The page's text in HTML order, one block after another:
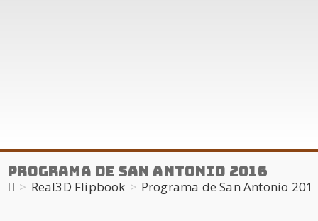
Programa de San Antonio 2016
> Real3D Flipbook > Programa de San Antonio